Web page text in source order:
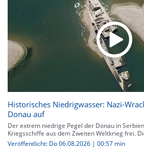
Historisches Niedrigwasser: Nazi-
Donau auf
Der extrem niedrige Pegel der Donau in
Kriegsschiffe aus dem Zweiten Weltkrieg frei.
Veröffentlicht: Do 06.08.2026 | 00:57 min